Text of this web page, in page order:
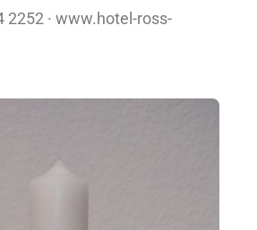
2252 · www.hotel-ross-